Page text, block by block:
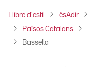
Llibre d'estil ésAdir
Països Catalans
Bassella